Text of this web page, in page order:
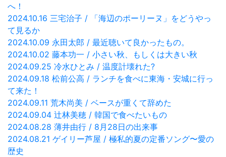
へ！
2024.10.16 三宅治子 / 「海辺のポーリーヌ」をどうやっ
て見るか
2024.10.09 永田太郎 / 最近聴いて良かったもの。
2024.10.02 藤本功一 / 小さい秋、もしくは大きい秋
2024.09.25 冷水ひとみ / 温度計壊れた?
2024.09.18 松前公高 / ランチを食べに東海・安城に行っ
て来た！
2024.09.11 荒木尚美 / ベースが重くて辞めた
2024.09.04 辻林美穂 / 韓国で食べたいもの
2024.08.28 薄井由行 / 8月28日の出来事
2024.08.21 ゲイリー芦屋 / 極私的夏の定番ソング〜愛の
歴史